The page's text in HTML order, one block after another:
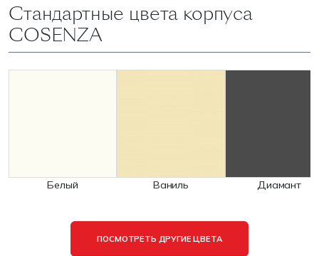
Стандартные цвета корпуса
COSENZA
Белый Ваниль Диамант
ПОСМОТРЕТЬ ДРУГИЕ ЦВЕТА